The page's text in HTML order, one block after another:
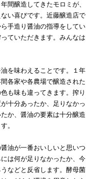
間醸造してきたモロミが、
い喜びです。近藤醸造店で
手造り醤油の指導をしてい
ていただきます。みんなは
を味わえることです。１年
各家や各農場で醸造された
も味も違ってきます。搾り
十分あったか、足りなかっ
か、醤油の要素は十分醸造
。
油が一番おいしいと思いつ
は何が足りなかったか、今
などと反省します。酵母菌